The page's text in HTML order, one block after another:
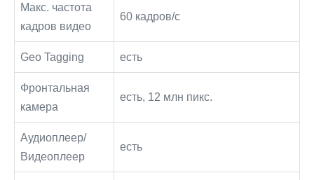
Макс. частота
кадров видео
60 кадров/с
Geo Tagging есть
Фронтальная
камера
есть, 12 млн пикс.
Аудиоплеер/
Видеоплеер
есть